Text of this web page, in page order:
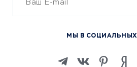
ОБУЧЕНИЕ И РАБОТА
Изучение иностранных
МЫ В СОЦИАЛЬНЫХ